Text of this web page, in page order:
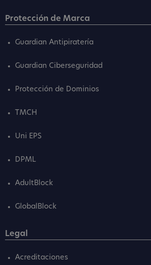
Protección de Marca
Guardian Antipiratería
Guardian Ciberseguridad
Protección de Dominios
TMCH
Uni EPS
DPML
AdultBlock
GlobalBlock
Legal
Acreditaciones